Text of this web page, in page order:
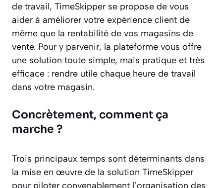
de travail, TimeSkipper se propose de vous
aider à améliorer votre expérience client de
même que la rentabilité de vos magasins de
vente. Pour y parvenir, la plateforme vous offre
une solution toute simple, mais pratique et très
efficace : rendre utile chaque heure de travail
dans votre magasin.
Concrètement, comment ça
marche ?
Trois principaux temps sont déterminants dans
la mise en œuvre de la solution TimeSkipper
pour piloter convenablement l’organisation des